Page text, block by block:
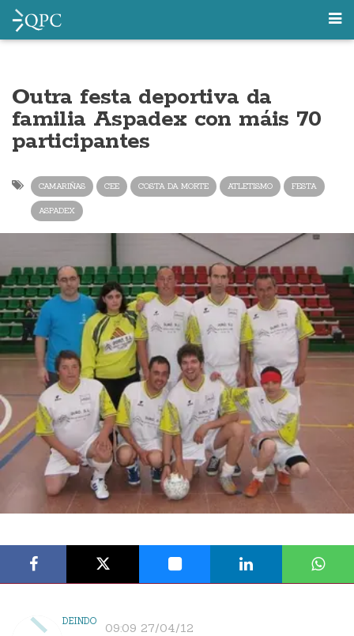
Outra festa deportiva da
familia Aspadex con máis 70
participantes
CAMARIÑAS CEE COSTA DA MORTE ATLETISMO FESTA
ASPADEX
DEINDO 09:09 27/04/12